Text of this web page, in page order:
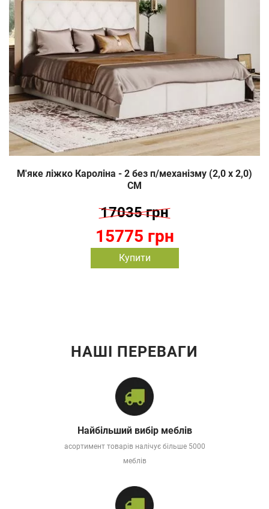
М'яке ліжко Кароліна - 2 без п/механізму (2,0 х 2,0)
СМ
15775 грн
17035 грн
Купити
НАШІ ПЕРЕВАГИ
Найбільший вибір меблів
асортимент товарів налічує більше 5000
меблів